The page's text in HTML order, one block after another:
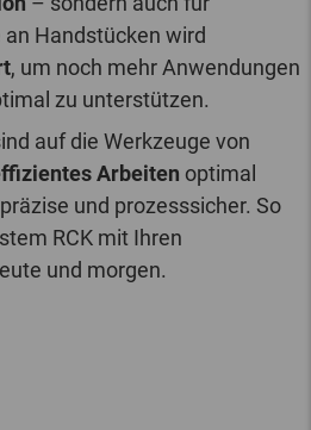
an Handstücken wird
, um noch mehr Anwendungen
zu unterstützen.
auf die Werkzeuge von
Arbeiten optimal
und prozesssicher. So
RCK mit Ihren
und morgen.